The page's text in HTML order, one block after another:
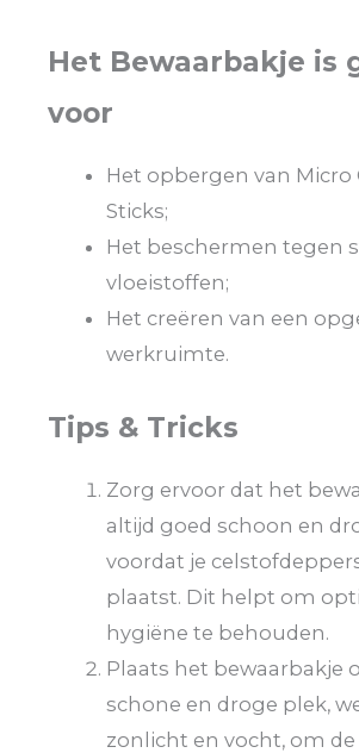
Het Bewaarbakje is
voor
Het opbergen van Micro
Sticks;
Het beschermen tegen
vloeistoffen;
Het creëren van een
werkruimte.
Tips & Tricks
Zorg ervoor dat het
altijd goed schoon en
voordat je
plaatst. Dit helpt om
hygiëne te behouden.
Plaats het bewaarbakje
schone en droge plek,
zonlicht en vocht, om